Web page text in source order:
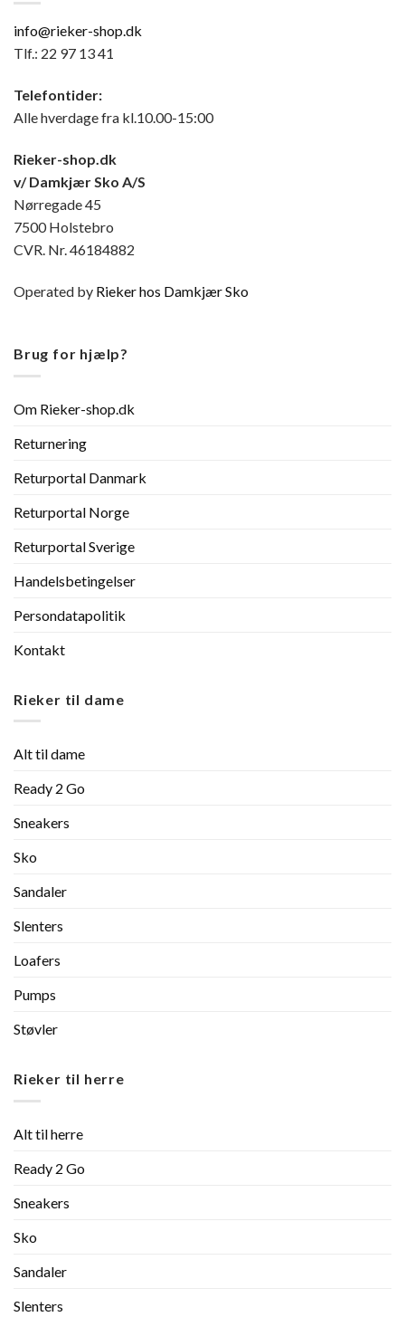
info@rieker-shop.dk
Tlf.: 22 97 13 41
Telefontider:
Alle hverdage fra kl.10.00-15:00
Rieker-shop.dk
v/ Damkjær Sko A/S
Nørregade 45
7500 Holstebro
CVR. Nr. 46184882
Operated by Rieker hos Damkjær Sko
Brug for hjælp?
Om Rieker-shop.dk
Returnering
Returportal Danmark
Returportal Norge
Returportal Sverige
Handelsbetingelser
Persondatapolitik
Kontakt
Rieker til dame
Alt til dame
Ready 2 Go
Sneakers
Sko
Sandaler
Slenters
Loafers
Pumps
Støvler
Rieker til herre
Alt til herre
Ready 2 Go
Sneakers
Sko
Sandaler
Slenters